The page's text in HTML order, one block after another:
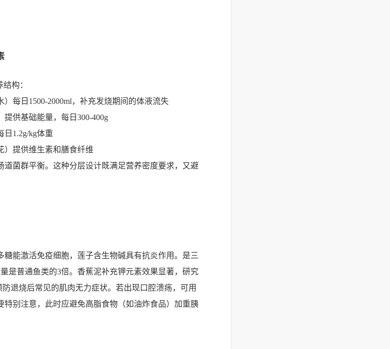
构：
每日1500-2000ml，补充发烧期间的体液流失
供基础能量，每日300-400g
日1.2g/kg体重
）提供维生素和膳食纤维
道菌群平衡。这种分层设计既满足营养密度要求，又避
能激活免疫细胞，莲子含生物碱具有抗炎作用。是三
是普通鱼类的3倍。香蕉泥补充钾元素效果显著，研究
防退烧后常见的肌肉无力症状。若出现口腔溃疡，可用
别注意，此时应避免高脂食物（如油炸食品）加重胰